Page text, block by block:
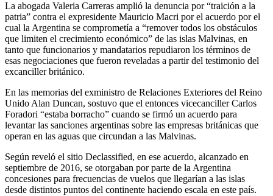
La abogada Valeria Carreras amplió la denuncia por “traición a la
patria” contra el expresidente Mauricio Macri por el acuerdo por el
cual la Argentina se comprometía a “remover todos los obstáculos
que limiten el crecimiento económico” de las islas Malvinas, en
tanto que funcionarios y mandatarios repudiaron los términos de
esas negociaciones que fueron reveladas a partir del testimonio del
excanciller británico.
En las memorias del exministro de Relaciones Exteriores del Reino
Unido Alan Duncan, sostuvo que el entonces vicecanciller Carlos
Foradori “estaba borracho” cuando se firmó un acuerdo para
levantar las sanciones argentinas sobre las empresas británicas que
operan en las aguas que circundan a las Malvinas.
Según reveló el sitio Declassified, en ese acuerdo, alcanzado en
septiembre de 2016, se otorgaban por parte de la Argentina
concesiones para frecuencias de vuelos que llegarían a las islas
desde distintos puntos del continente haciendo escala en este país.